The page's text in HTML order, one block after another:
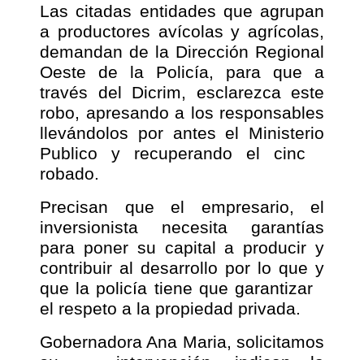
Las citadas entidades que agrupan
a productores avícolas y agrícolas,
demandan de la Dirección Regional
Oeste de la Policía, para que a
través del Dicrim, esclarezca este
robo, apresando a los responsables
llevándolos por antes el Ministerio
Publico y recuperando el cinc
robado.
Precisan que el empresario, el
inversionista necesita garantías
para poner su capital a producir y
contribuir al desarrollo por lo que y
que la policía tiene que garantizar
el respeto a la propiedad privada.
Gobernadora Ana Maria, solicitamos